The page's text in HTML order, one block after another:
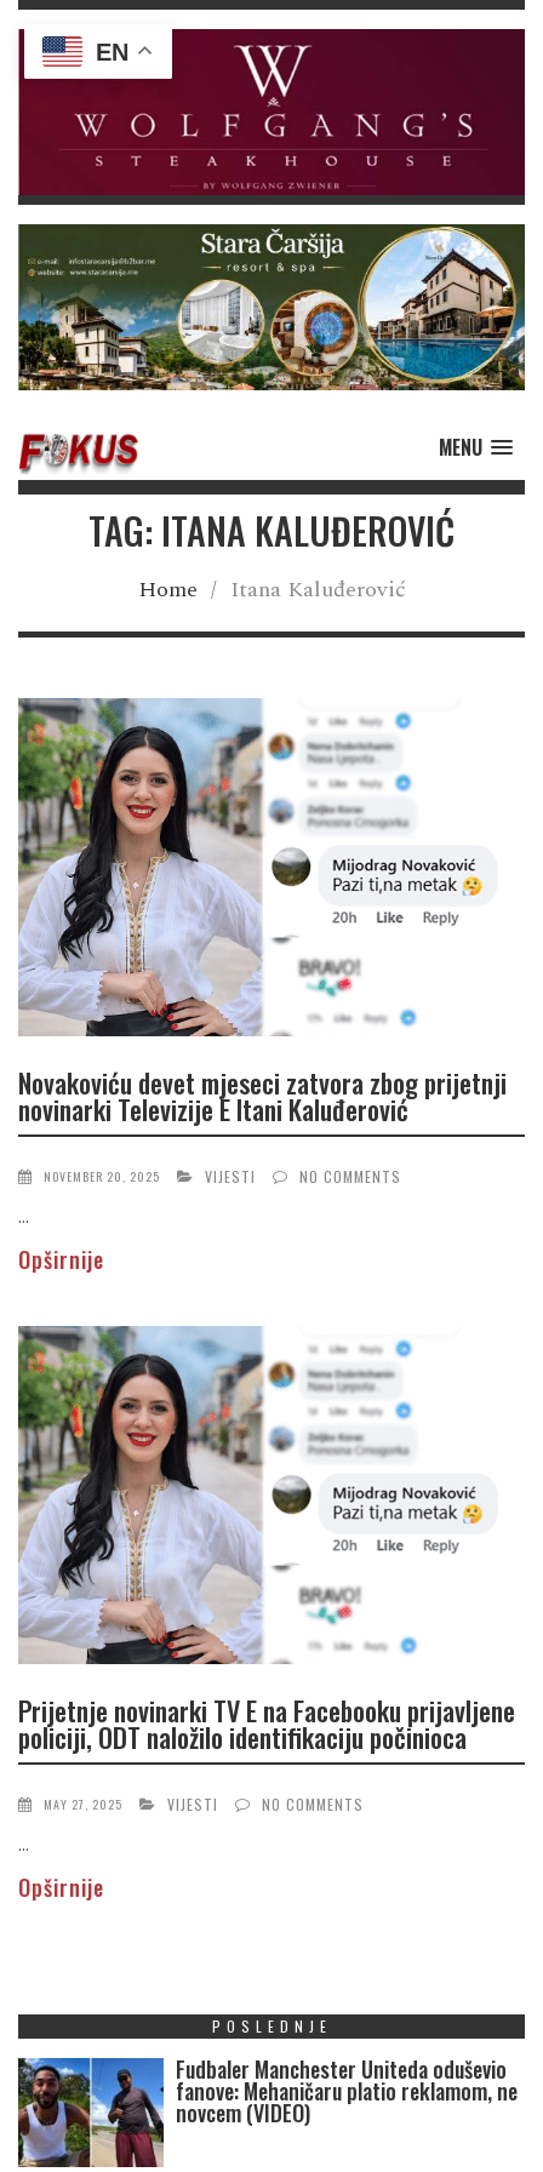
MENU
TAG: ITANA KALUĐEROVIĆ
Home / Itana Kaluđerović
Novakoviću devet mjeseci zatvora zbog prijetnji
novinarki Televizije E Itani Kaluđerović
NOVEMBER 20, 2025 VIJESTI NO COMMENTS
...
Opširnije
Prijetnje novinarki TV E na Facebooku prijavljene
policiji, ODT naložilo identifikaciju počinioca
MAY 27, 2025 VIJESTI NO COMMENTS
...
Opširnije
POSLEDNJE
Fudbaler Manchester Uniteda oduševio
fanove: Mehaničaru platio reklamom, ne
novcem (VIDEO)
EN